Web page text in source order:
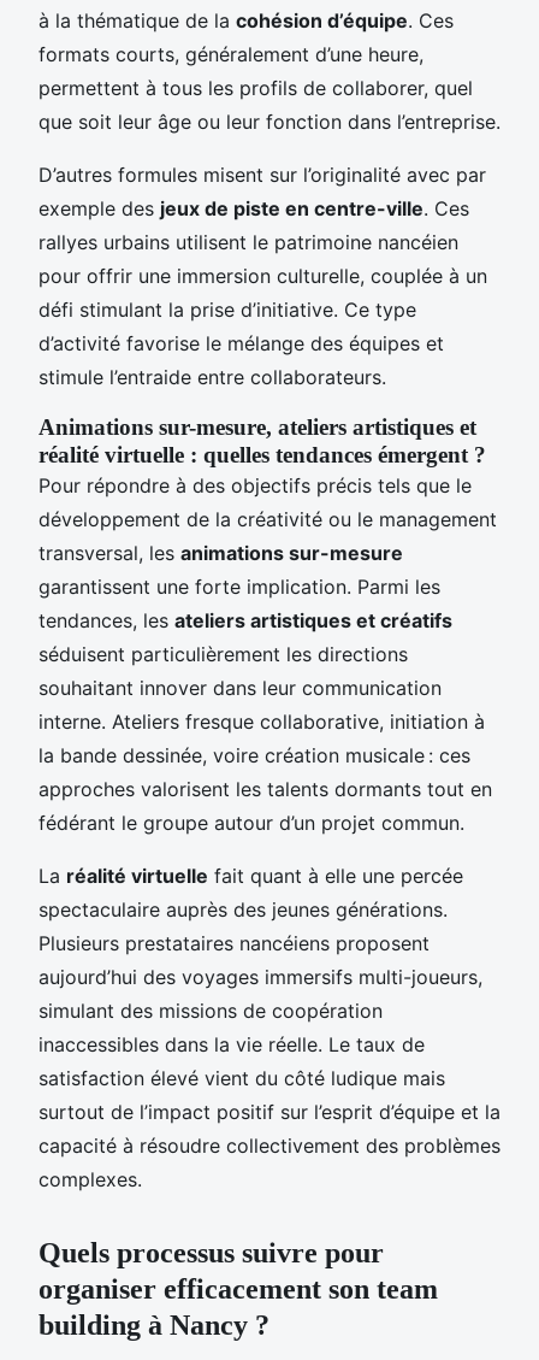
à la thématique de la cohésion d’équipe. Ces
formats courts, généralement d’une heure,
permettent à tous les profils de collaborer, quel
que soit leur âge ou leur fonction dans l’entreprise.
D’autres formules misent sur l’originalité avec par
exemple des jeux de piste en centre-ville. Ces
rallyes urbains utilisent le patrimoine nancéien
pour offrir une immersion culturelle, couplée à un
défi stimulant la prise d’initiative. Ce type
d’activité favorise le mélange des équipes et
stimule l’entraide entre collaborateurs.
Animations sur-mesure, ateliers artistiques et
réalité virtuelle : quelles tendances émergent ?
Pour répondre à des objectifs précis tels que le
développement de la créativité ou le management
transversal, les animations sur-mesure
garantissent une forte implication. Parmi les
tendances, les ateliers artistiques et créatifs
séduisent particulièrement les directions
souhaitant innover dans leur communication
interne. Ateliers fresque collaborative, initiation à
la bande dessinée, voire création musicale : ces
approches valorisent les talents dormants tout en
fédérant le groupe autour d’un projet commun.
La réalité virtuelle fait quant à elle une percée
spectaculaire auprès des jeunes générations.
Plusieurs prestataires nancéiens proposent
aujourd’hui des voyages immersifs multi-joueurs,
simulant des missions de coopération
inaccessibles dans la vie réelle. Le taux de
satisfaction élevé vient du côté ludique mais
surtout de l’impact positif sur l’esprit d’équipe et la
capacité à résoudre collectivement des problèmes
complexes.
Quels processus suivre pour
organiser efficacement son team
building à Nancy ?